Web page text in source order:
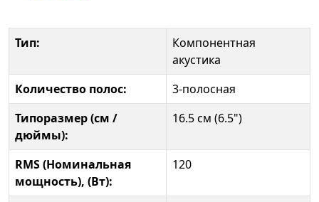
Тип:
Компонентная
акустика
Количество полос:
3-полосная
Типоразмер (см /
дюймы):
16.5 см (6.5")
RMS (Номинальная
мощность), (Вт):
120